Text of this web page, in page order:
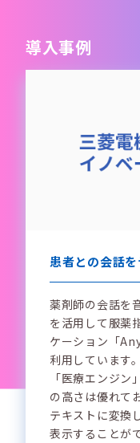
導入事例
患者との会話
薬剤師の会話を
を活用して服薬
ケーション「
利用しています。
「医療エンジ
の高さは優れて
テキストに変換
表示することが